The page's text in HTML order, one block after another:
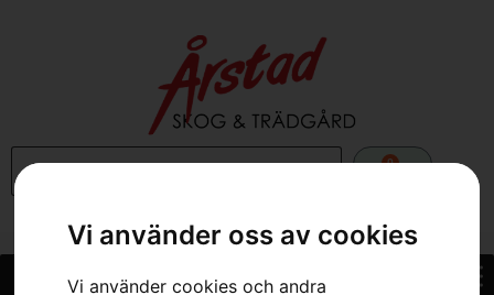
Vi använder oss av cookies
Vi använder cookies och andra
0